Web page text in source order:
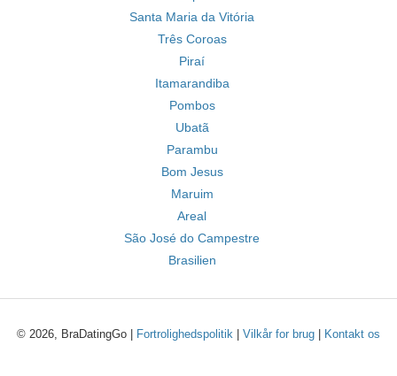
Santa Maria da Vitória
Três Coroas
Piraí
Itamarandiba
Pombos
Ubatã
Parambu
Bom Jesus
Maruim
Areal
São José do Campestre
Brasilien
© 2026, BraDatingGo | Fortrolighedspolitik Vilkår for brug Kontakt os